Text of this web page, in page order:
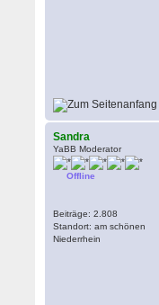
Sandra
YaBB Moderator
Offline
Beiträge: 2.808
Standort: am schönen
Niederrhein